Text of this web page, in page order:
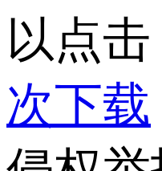
以点击
次下载